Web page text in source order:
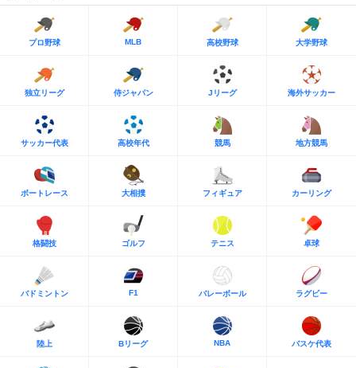
プロ野球 MLB 高校野球 大学野球
独立リーグ 侍ジャパン Jリーグ 海外サッカー
サッカー代表 高校年代 競馬 地方競馬
ボートレース 大相撲 フィギュア カーリング
格闘技 ゴルフ テニス 卓球
バドミントン F1 バレーボール ラグビー
陸上 Bリーグ NBA バスケ代表